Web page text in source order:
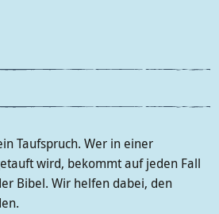
Taufspruch. Wer in einer
wird, bekommt auf jeden Fall
Bibel. Wir helfen dabei, den